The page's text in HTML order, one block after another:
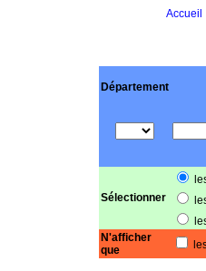
Accueil
Département
Sélectionner
N'afficher
que